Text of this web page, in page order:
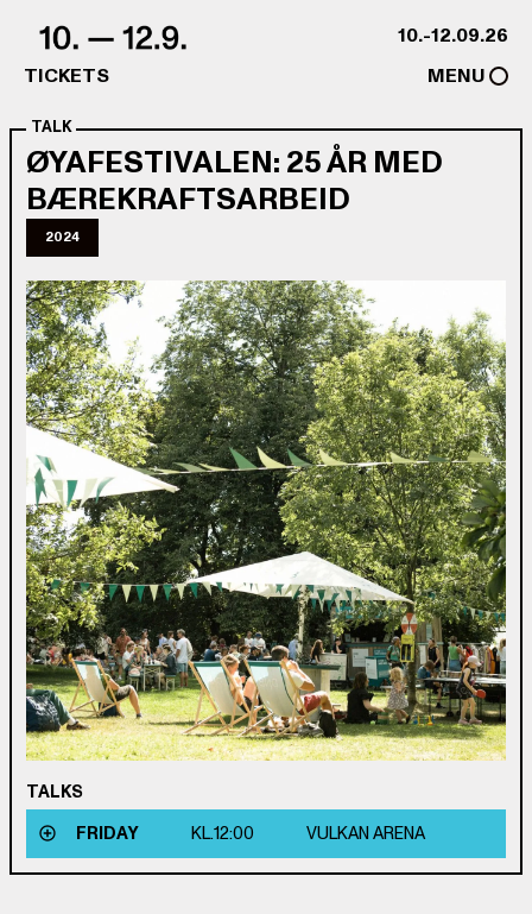
10.-12.09.26
TICKETS
MENU
TALK
ØYAFESTIVALEN: 25 ÅR MED
BÆREKRAFTSARBEID
2024
TALKS
FRIDAY
KL.12:00 VULKAN ARENA